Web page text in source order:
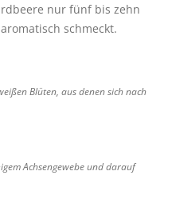
nur fünf bis zehn
schmeckt.
Blüten, aus denen sich nach
Achsengewebe und darauf